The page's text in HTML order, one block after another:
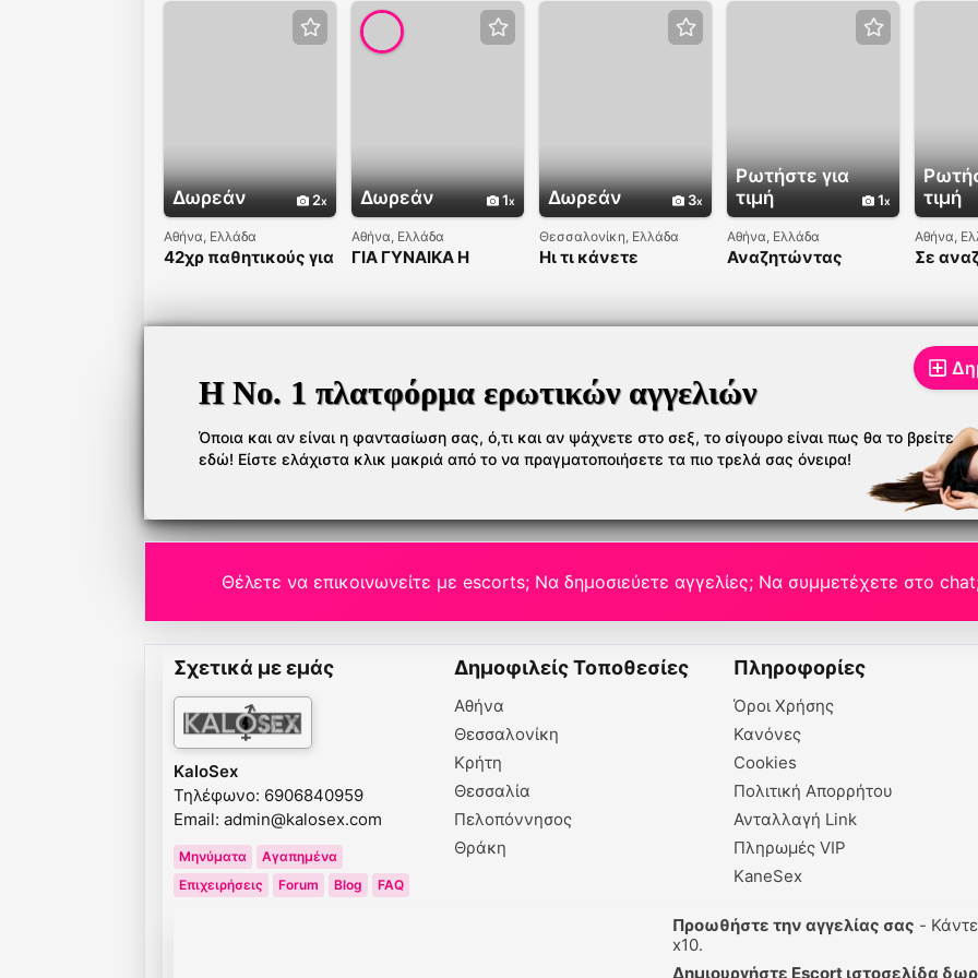
Δωρεάν 2
Αθήνα, Ελλάδα
42χρ παθητικούς για
Δωρεάν 1
Αθήνα, Ελλάδα
ΓΙΑ ΓΥΝΑΙΚΑ Η
Δωρεάν 3
Θεσσαλονίκη, Ελλάδα
Ηι τι κάνετε
Ρωτήστε για
τιμή
1
Αθήνα, Ελλάδα
Αναζητώντας
τιμή
Αθήνα,
Σε
Η Νο. 1 πλατφόρμα ερωτικών αγγελιών
Όποια και αν είναι η φαντασίωση σας, ό,τι και αν ψάχνετε στο σεξ, το σίγουρο είναι πως θα το βρείτε
εδώ! Είστε ελάχιστα κλικ μακριά από το να πραγματοποιήσετε τα πιο τρελά σας όνειρα!
Θέλετε να επικοινωνείτε με escorts; Να δημοσιεύετε αγγελίες; Να συμμετέχετε στο
Σχετικά με εμάς
KaloSex
Τηλέφωνο: 6906840959
Email: admin@kalosex.com
Μηνύματα
Αγαπημένα
Επιχειρήσεις
Forum Blog FAQ
Δημοφιλείς Τοποθεσίες
Αθήνα
Θεσσαλονίκη
Κρήτη
Θεσσαλία
Πελοπόννησος
Θράκη
Πληροφορίες
Όροι Χρήσης
Κανόνες
Cookies
Πολιτική Απορρήτου
Ανταλλαγή Link
Πληρωμές VIP
KaneSex
Προωθήστε την αγγελίας σας - Κάντε την
Δημιουργήστε Escort ιστοσελίδα δωρεάν! -